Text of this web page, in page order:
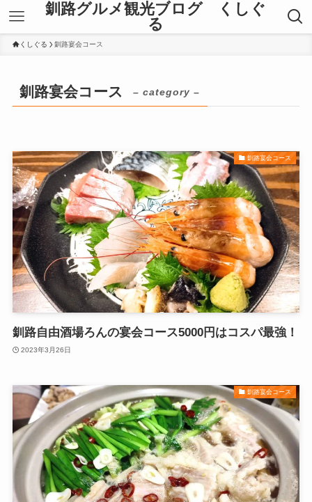
釧路グルメ観光ブログ くしぐ
る
くしぐる 釧路宴会コース
釧路宴会コース – category –
釧路宴会コース
釧路自由酒場ろんの宴会コース5000円はコスパ最強！
2023年3月26日
釧路宴会コース